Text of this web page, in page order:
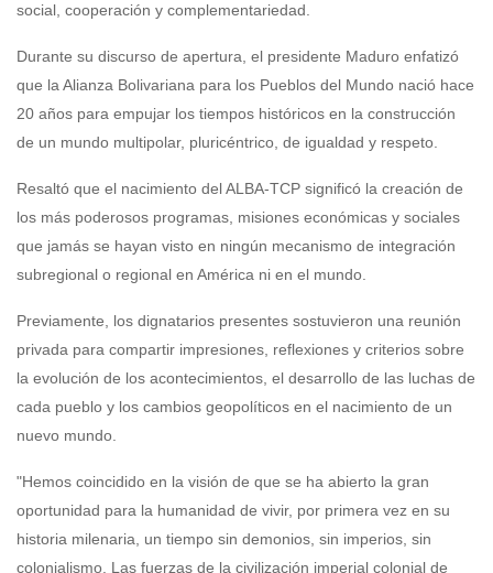
social, cooperación y complementariedad.
Durante su discurso de apertura, el presidente Maduro enfatizó
que la Alianza Bolivariana para los Pueblos del Mundo nació hace
20 años para empujar los tiempos históricos en la construcción
de un mundo multipolar, pluricéntrico, de igualdad y respeto.
Resaltó que el nacimiento del ALBA-TCP significó la creación de
los más poderosos programas, misiones económicas y sociales
que jamás se hayan visto en ningún mecanismo de integración
subregional o regional en América ni en el mundo.
Previamente, los dignatarios presentes sostuvieron una reunión
privada para compartir impresiones, reflexiones y criterios sobre
la evolución de los acontecimientos, el desarrollo de las luchas de
cada pueblo y los cambios geopolíticos en el nacimiento de un
nuevo mundo.
"Hemos coincidido en la visión de que se ha abierto la gran
oportunidad para la humanidad de vivir, por primera vez en su
historia milenaria, un tiempo sin demonios, sin imperios, sin
colonialismo. Las fuerzas de la civilización imperial colonial de